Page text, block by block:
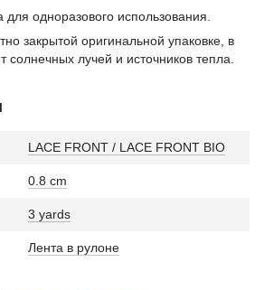
одноразового использования.
закрытой оригинальной упаковке, в
солнечных лучей и источников тепла.
LACE FRONT / LACE FRONT BIO
0.8 cm
3 yards
Лента в рулоне